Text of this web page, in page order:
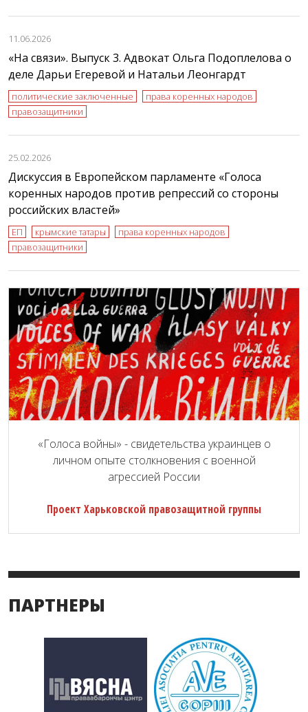
11.06.2026
«На связи». Выпуск 3. Адвокат Ольга Подоплелова о
деле Дарьи Егеревой и Натальи Леонгардт
политические заключенные
права коренных народов
правозащитники
25.02.2026
Дискуссия в Европейском парламенте «Голоса
коренных народов против репрессий со стороны
российских властей»
ЕП крымские татары
права коренных народов
правозащитники
«Голоса войны» - свидетельства украинцев о
личном опыте столкновения с военной
агрессией России
Проект Харьковской правозащитной группы
ПАРТНЕРЫ